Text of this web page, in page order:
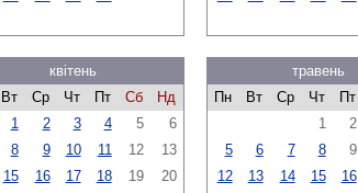
квітень
Вт Ср Чт Пт Сб
Нд
1
2 3 4 5
6
8 9 10 11 12
13
15 16 17 18 19
20
травень
Пн
Вт Ср Чт Пт
1
2
5
6 7 8 9
12
13 14 15 16